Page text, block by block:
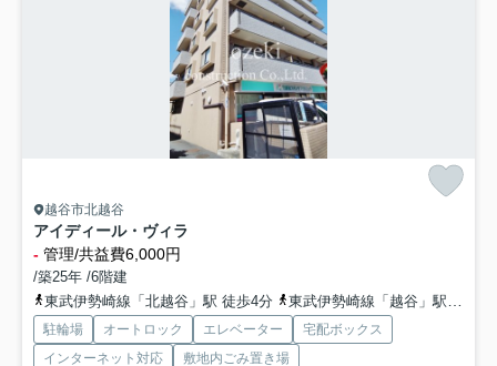
越谷市北越谷
アイディール・ヴィラ
- 管理/共益費6,000円
/築25年 /6階建
東武伊勢崎線「北越谷」駅 徒歩4分
東武伊勢崎線「越谷」駅 徒歩19分
駐輪場 オートロック エレベーター
宅配ボックス
インターネット対応
敷地内ごみ置き場